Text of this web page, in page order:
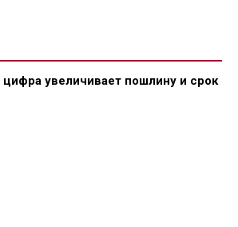
увеличивает пошлину и срок